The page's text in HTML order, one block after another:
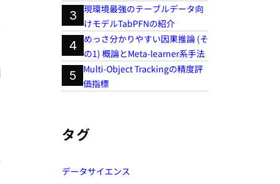
3 現環境最強のテーブルデータ向
けモデルTabPFNの紹介
4
めっさ分かりやすい因果推論 (そ
の1) 概論とMeta-learner系手法
5
Multi-Object Trackingの精度評
価指標
タグ
データサイエンス